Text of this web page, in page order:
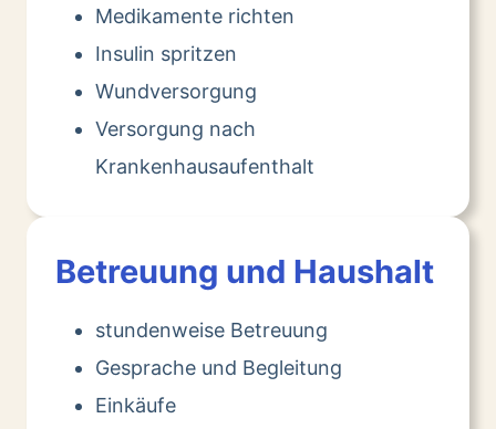
Medikamente richten
Insulin spritzen
Wundversorgung
Versorgung nach
Krankenhausaufenthalt
Betreuung und Haushalt
stundenweise Betreuung
Gesprache und Begleitung
Einkäufe